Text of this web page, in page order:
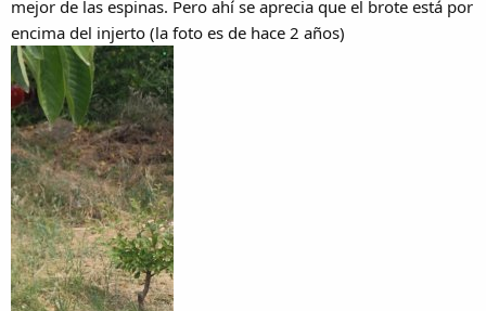
mejor de las espinas. Pero ahí se aprecia que el brote está por
encima del injerto (la foto es de hace 2 años)